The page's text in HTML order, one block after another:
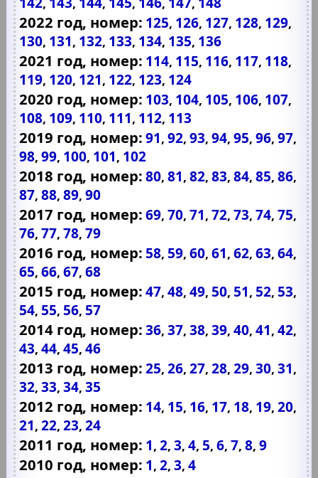
2022 год, номер: 125, 126, 127, 128, 129,
130, 131, 132, 133, 134, 135, 136
2021 год, номер: 114, 115, 116, 117, 118,
119, 120, 121, 122, 123, 124
2020 год, номер: 103, 104, 105, 106, 107,
108, 109, 110, 111, 112, 113
2019 год, номер: 91,92,93,94,95,96,97,
98,99, 100, 101, 102
2018 год, номер: 80,81,82,83,84,85,86,
87,88,89,90
2017 год, номер: 69,70,71,72,73,74,75,
76,77,78,79
2016 год, номер: 58, 59,60,61,62,63,64,
65,66,67,68
2015 год, номер: 47,48,49, 50, 51, 52, 53,
54, 55, 56, 57
2014 год, номер: 36,37,38,39,40,41,42,
43,44,45,46
2013 год, номер: 25,26,27,28,29,30,31,
32,33,34,35
2012 год, номер: 14, 15, 16, 17, 18, 19,20,
21,22,23,24
2011 год, номер: 1,2,3,4, 5,6,7,8,9
2010 год, номер: 1,2,3,4